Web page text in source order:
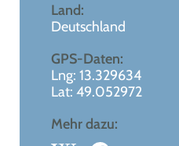
Land:
Deutschland
GPS-Daten:
Lng: 13.329634
Lat: 49.052972
Mehr dazu: